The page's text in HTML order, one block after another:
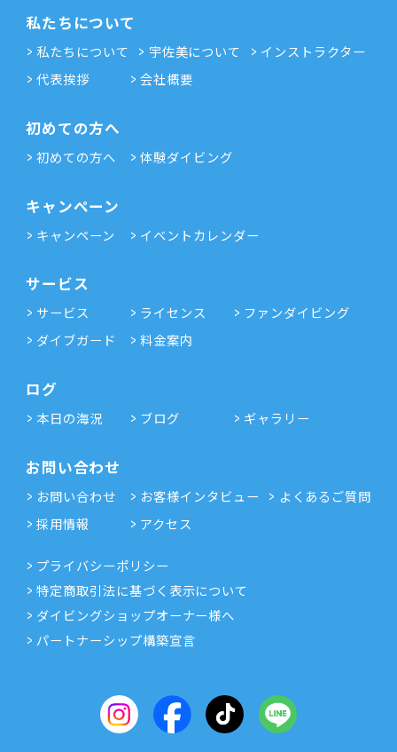
私たちについて
私たちについて 宇佐美について
インストラクター
代表挨拶
会社概要
初めての方へ
初めての方へ 体験ダイビング
キャンペーン
キャンペーン イベントカレンダー
サービス
サービス ライセンス
ファンダイビング
ダイブガード
料金案内
ログ
本日の海況 ブログ ギャラリー
お問い合わせ
お問い合わせ お客様インタビュー
よくあるご質問
採用情報
アクセス
プライバシーポリシー
特定商取引法に基づく表示について
ダイビングショップオーナー様へ
パートナーシップ構築宣言